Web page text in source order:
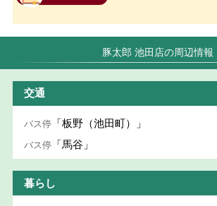
豚太郎 池田店の周辺情報
交通
バス停 「板野（池田町）」
バス停 「馬谷」
暮らし